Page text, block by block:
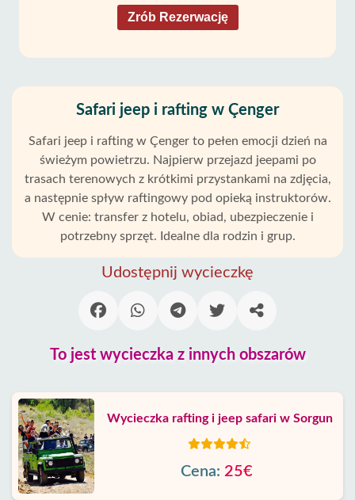
Zrób Rezerwację
Safari jeep i rafting w Çenger
Safari jeep i rafting w Çenger to pełen emocji dzień na
świeżym powietrzu. Najpierw przejazd jeepami po
trasach terenowych z krótkimi przystankami na zdjęcia,
a następnie spływ raftingowy pod opieką instruktorów.
W cenie: transfer z hotelu, obiad, ubezpieczenie i
potrzebny sprzęt. Idealne dla rodzin i grup.
Udostępnij wycieczkę
To jest wycieczka z innych obszarów
Wycieczka rafting i jeep safari w Sorgun
Cena: 25€